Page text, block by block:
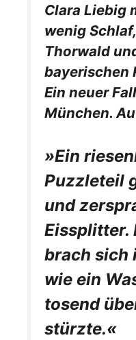
Clara Liebig
wenig
Thorwald
bayerischen
Ein neuer
München.
»Ein
Puzzleteil
und
Eissplitter.
brach sich
wie ein
tosend
stürzte.«